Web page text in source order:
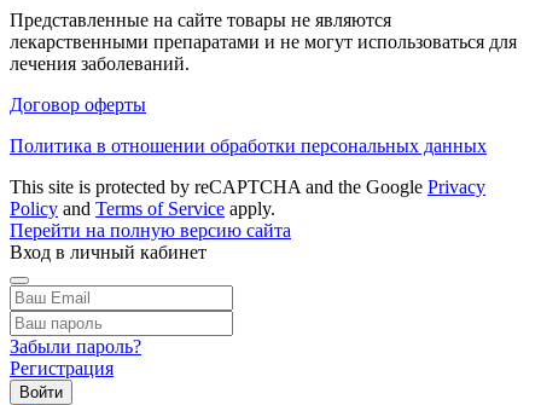
Представленные на сайте товары не являются
лекарственными препаратами и не могут использоваться для
лечения заболеваний.
Договор оферты
Политика в отношении обработки персональных данных
This site is protected by reCAPTCHA and the Google Privacy
Policy and Terms of Service apply.
Перейти на полную версию сайта
Вход в личный кабинет
Забыли пароль?
Регистрация
Войти